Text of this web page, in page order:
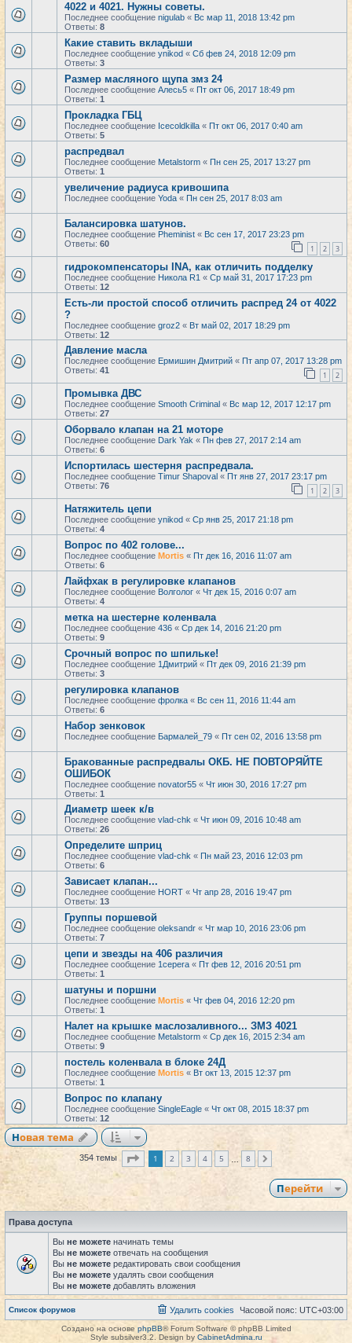
4022 и 4021. Нужны советы.
Последнее сообщение nigulab « Вс мар 11, 2018 13:42 pm
Ответы: 8
Какие ставить вкладыши
Последнее сообщение ynikod « Сб фев 24, 2018 12:09 pm
Ответы: 3
Размер масляного щупа змз 24
Последнее сообщение Алесь5 « Пт окт 06, 2017 18:49 pm
Ответы: 1
Прокладка ГБЦ
Последнее сообщение Icecoldkilla « Пт окт 06, 2017 0:40 am
Ответы: 5
распредвал
Последнее сообщение Metalstorm « Пн сен 25, 2017 13:27 pm
Ответы: 1
увеличение радиуса кривошипа
Последнее сообщение Yoda « Пн сен 25, 2017 8:03 am
Балансировка шатунов.
Последнее сообщение Pheminist « Вс сен 17, 2017 23:23 pm
Ответы: 60 1 2 3
гидрокомпенсаторы INA, как отличить подделку
Последнее сообщение Никола R1 « Ср май 31, 2017 17:23 pm
Ответы: 12
Есть-ли простой способ отличить распред 24 от 4022
?
Последнее сообщение groz2 « Вт май 02, 2017 18:29 pm
Ответы: 12
Давление масла
Последнее сообщение Ермишин Дмитрий « Пт апр 07, 2017 13:28 pm
Ответы: 41 1 2
Промывка ДВС
Последнее сообщение Smooth Criminal « Вс мар 12, 2017 12:17 pm
Ответы: 27
Оборвало клапан на 21 моторе
Последнее сообщение Dark Yak « Пн фев 27, 2017 2:14 am
Ответы: 6
Испортилась шестерня распредвала.
Последнее сообщение Timur Shapoval « Пт янв 27, 2017 23:17 pm
Ответы: 76 1 2 3
Натяжитель цепи
Последнее сообщение ynikod « Ср янв 25, 2017 21:18 pm
Ответы: 4
Вопрос по 402 голове...
Последнее сообщение Mortis « Пт дек 16, 2016 11:07 am
Ответы: 6
Лайфхак в регулировке клапанов
Последнее сообщение Волголог « Чт дек 15, 2016 0:07 am
Ответы: 4
метка на шестерне коленвала
Последнее сообщение 436 « Ср дек 14, 2016 21:20 pm
Ответы: 9
Срочный вопрос по шпильке!
Последнее сообщение 1Дмитрий « Пт дек 09, 2016 21:39 pm
Ответы: 3
регулировка клапанов
Последнее сообщение фролка « Вс сен 11, 2016 11:44 am
Ответы: 6
Набор зенковок
Последнее сообщение Бармалей_79 « Пт сен 02, 2016 13:58 pm
Бракованные распредвалы ОКБ. НЕ ПОВТОРЯЙТЕ
ОШИБОК
Последнее сообщение novator55 « Чт июн 30, 2016 17:27 pm
Ответы: 1
Диаметр шеек к/в
Последнее сообщение vlad-chk « Чт июн 09, 2016 10:48 am
Ответы: 26
Определите шприц
Последнее сообщение vlad-chk « Пн май 23, 2016 12:03 pm
Ответы: 6
Зависает клапан...
Последнее сообщение HORT « Чт апр 28, 2016 19:47 pm
Ответы: 13
Группы поршевой
Последнее сообщение oleksandr « Чт мар 10, 2016 23:06 pm
Ответы: 7
цепи и звезды на 406 различия
Последнее сообщение 1cepera « Пт фев 12, 2016 20:51 pm
Ответы: 1
шатуны и поршни
Последнее сообщение Mortis « Чт фев 04, 2016 12:20 pm
Ответы: 1
Налет на крышке маслозаливного... ЗМЗ 4021
Последнее сообщение Metalstorm « Ср дек 16, 2015 2:34 am
Ответы: 9
постель коленвала в блоке 24Д
Последнее сообщение Mortis « Вт окт 13, 2015 12:37 pm
Ответы: 1
Вопрос по клапану
Последнее сообщение SingleEagle « Чт окт 08, 2015 18:37 pm
Ответы: 12
Новая тема
354 темы Страница из
1 2 3 4 5 8
Перейти
Права доступа
Вы не можете начинать темы
Вы не можете отвечать на сообщения
Вы не можете редактировать свои сообщения
Вы не можете удалять свои сообщения
Вы не можете добавлять вложения
Список форумов Часовой пояс: UTC+03:00
Удалить cookies
Создано на основе phpBB® Forum Software © phpBB Limited
Style subsilver3.2. Design by CabinetAdmina.ru